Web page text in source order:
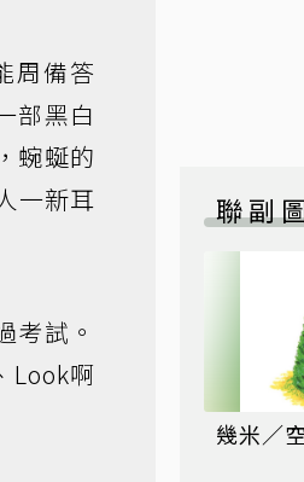
周備答
部黑白
蜿蜒的
一新耳
考試。
Look啊
聯副
幾米／